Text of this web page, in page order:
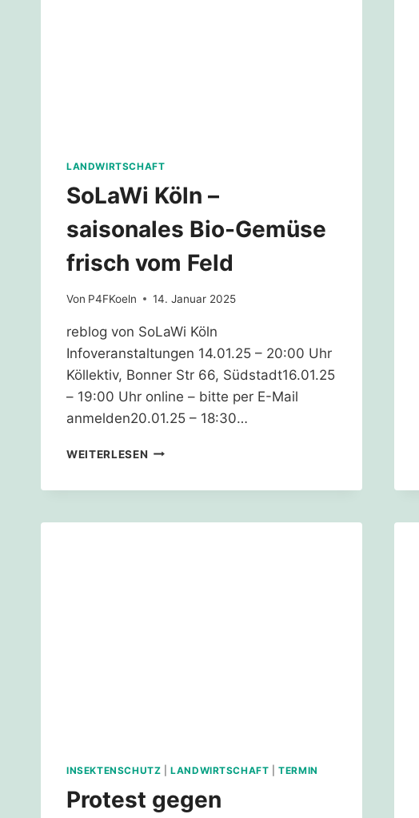
LANDWIRTSCHAFT
SoLaWi Köln –
saisonales Bio-Gemüse
frisch vom Feld
Von P4FKoeln 14. Januar 2025
reblog von SoLaWi Köln
Infoveranstaltungen 14.01.25 – 20:00 Uhr
Köllektiv, Bonner Str 66, Südstadt16.01.25
– 19:00 Uhr online – bitte per E-Mail
anmelden20.01.25 – 18:30…
WEITERLESEN SOLAWI
INSEKTENSCHUTZ |LANDWIRTSCHAFT |TERMIN
Protest gegen